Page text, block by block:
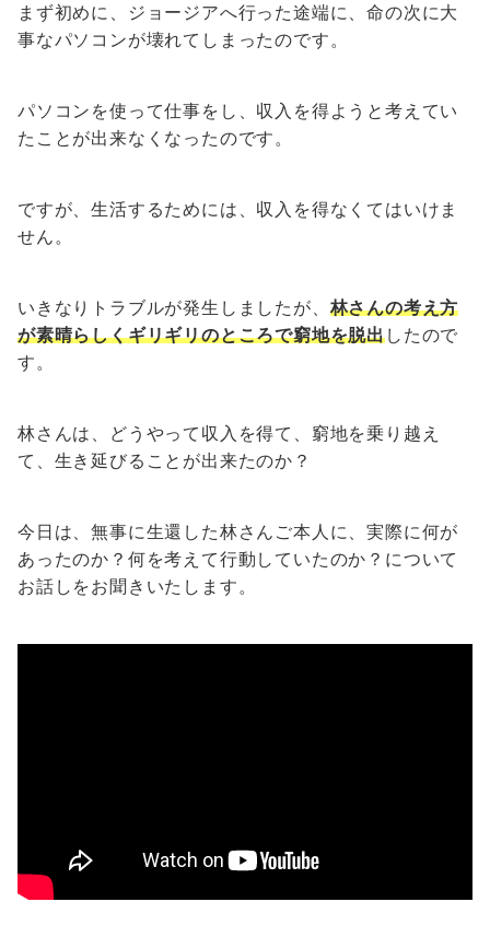
まず初めに、ジョージアへ行った途端に、命の次に大
事なパソコンが壊れてしまったのです。
パソコンを使って仕事をし、収入を得ようと考えてい
たことが出来なくなったのです。
ですが、生活するためには、収入を得なくてはいけま
せん。
いきなりトラブルが発生しましたが、 林さんの考え方
が素晴らしくギリギリのところで窮地を脱出したので
す。
林さんは、どうやって収入を得て、窮地を乗り越え
て、生き延びることが出来たのか？
今日は、無事に生還した林さんご本人に、実際に何が
あったのか？何を考えて行動していたのか？について
お話しをお聞きいたします。